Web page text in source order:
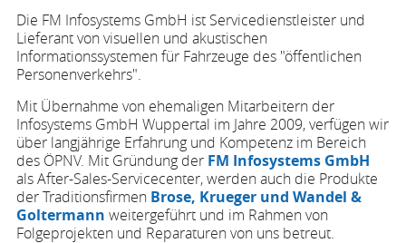
Die FM Infosystems GmbH ist Servicedienstleister und
Lieferant von visuellen und akustischen
Informationssystemen für Fahrzeuge des "öffentlichen
Personenverkehrs".
Mit Übernahme von ehemaligen Mitarbeitern der
Infosystems GmbH Wuppertal im Jahre 2009, verfügen wir
über langjährige Erfahrung und Kompetenz im Bereich
des ÖPNV. Mit Gründung der FM Infosystems GmbH
als After-Sales-Servicecenter, werden auch die Produkte
der Traditionsfirmen Brose, Krueger und Wandel &
Goltermann weitergeführt und im Rahmen von
Folgeprojekten und Reparaturen von uns betreut.